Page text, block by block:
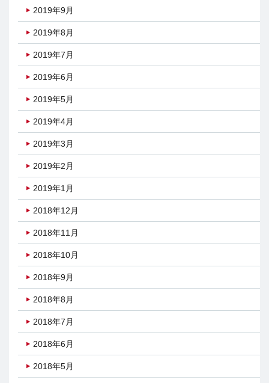
2019年9月
2019年8月
2019年7月
2019年6月
2019年5月
2019年4月
2019年3月
2019年2月
2019年1月
2018年12月
2018年11月
2018年10月
2018年9月
2018年8月
2018年7月
2018年6月
2018年5月